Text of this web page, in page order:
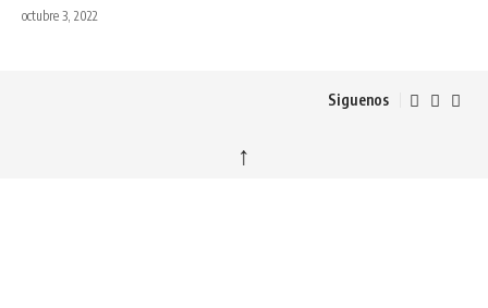
octubre 3, 2022
Siguenos
↑